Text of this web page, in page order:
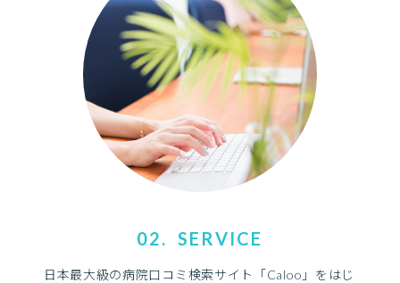
02. SERVICE
日本最大級の病院口コミ検索サイト「Caloo」をはじ